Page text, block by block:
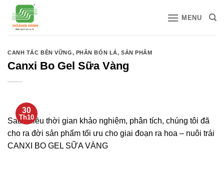
qua
MENU
CANH TÁC BỀN VỮNG, PHÂN BÓN LÁ, SẢN PHẨM
Canxi Bo Gel Sữa Vàng
30
Th10
Sau nhiều thời gian khảo nghiệm, phân tích, chúng tôi đã
cho ra đời sản phẩm tối ưu cho giai đoạn ra hoa – nuôi trái
CANXI BO GEL SỮA VÀNG